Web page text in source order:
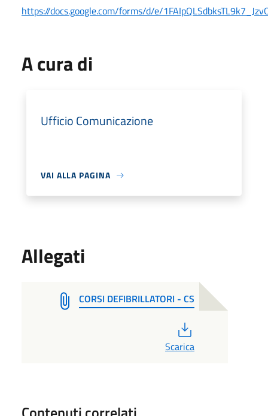
https://docs.google.com/forms/d/e/
A cura di
Ufficio Comunicazione
VAI ALLA PAGINA
Allegati
CORSI DEFIBRILLATORI - CS
Scarica